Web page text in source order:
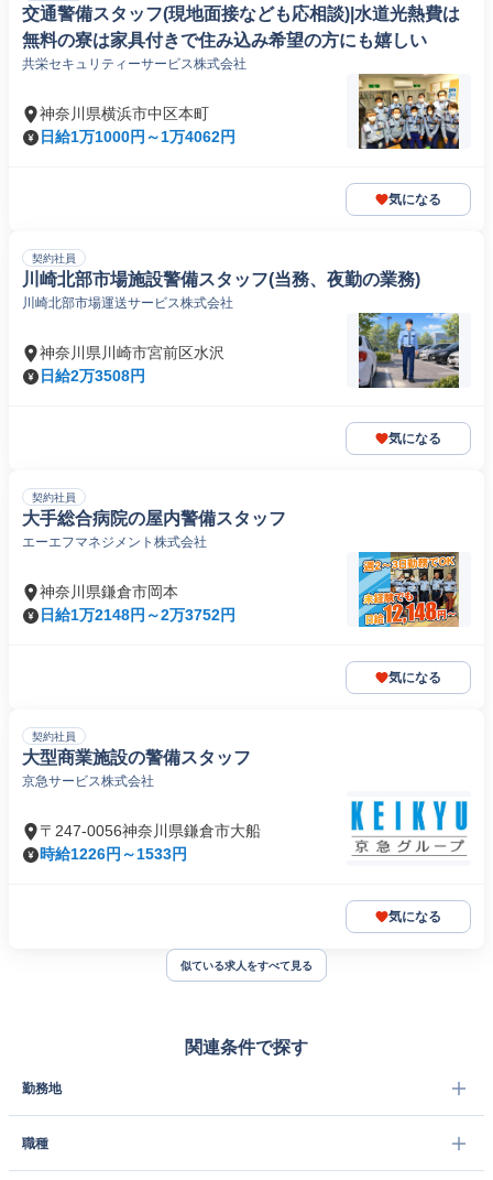
交通警備スタッフ(現地面接なども応相談)|水道光熱費は
無料の寮は家具付きで住み込み希望の方にも嬉しい
共栄セキュリティーサービス株式会社
神奈川県横浜市中区本町
日給1万1000円～1万4062円
気になる
契約社員
川崎北部市場施設警備スタッフ(当務、夜勤の業務)
川崎北部市場運送サービス株式会社
神奈川県川崎市宮前区水沢
日給2万3508円
気になる
契約社員
大手総合病院の屋内警備スタッフ
エーエフマネジメント株式会社
神奈川県鎌倉市岡本
日給1万2148円～2万3752円
気になる
契約社員
大型商業施設の警備スタッフ
京急サービス株式会社
〒247-0056神奈川県鎌倉市大船
時給1226円～1533円
気になる
似ている求人をすべて見る
関連条件で探す
勤務地
職種